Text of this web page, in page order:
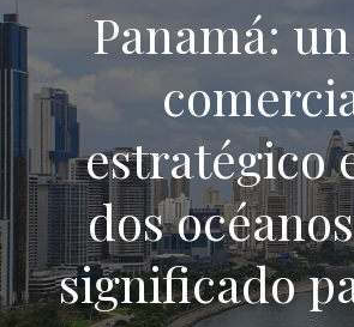
Panamá:
estratégico
dos
significado